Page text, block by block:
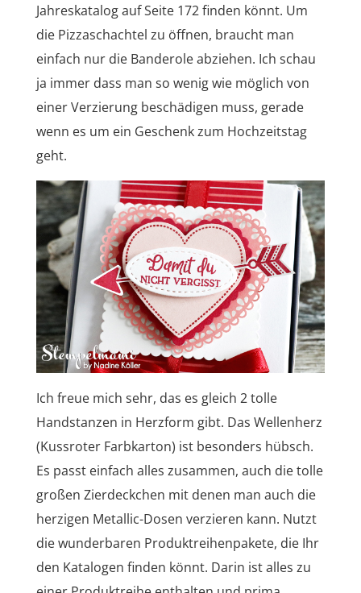
Jahreskatalog auf Seite 172 finden könnt. Um
die Pizzaschachtel zu öffnen, braucht man
einfach nur die Banderole abziehen. Ich schau
ja immer dass man so wenig wie möglich von
einer Verzierung beschädigen muss, gerade
wenn es um ein Geschenk zum Hochzeitstag
geht.
Ich freue mich sehr, das es gleich 2 tolle
Handstanzen in Herzform gibt. Das Wellenherz
(Kussroter Farbkarton) ist besonders hübsch.
Es passt einfach alles zusammen, auch die tolle
großen Zierdeckchen mit denen man auch die
herzigen Metallic-Dosen verzieren kann. Nutzt
die wunderbaren Produktreihenpakete, die Ihr
den Katalogen finden könnt. Darin ist alles zu